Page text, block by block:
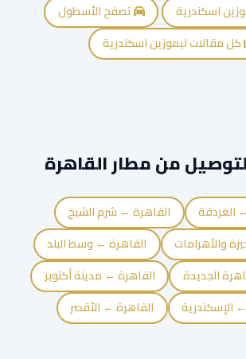
اسكندرية
تصفح الأسطول
كل مقالات ليموزين اسكندرية
من مطار القاهرة
الغردقة
القاهرة ← شرم الشيخ
والأهرامات
القاهرة ← وسط البلد
الجديدة
القاهرة ← مدينة أكتوبر
الإسكندرية
القاهرة ← الأقصر